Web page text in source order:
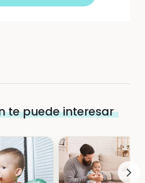
te puede interesar